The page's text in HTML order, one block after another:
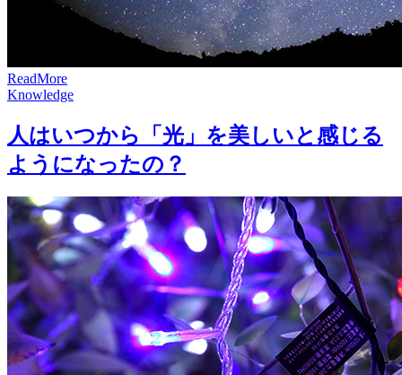
ReadMore
Knowledge
人はいつから「光」を美しいと感じる
ようになったの？